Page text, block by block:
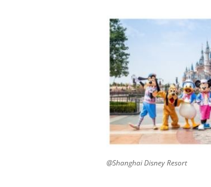
@Shanghai Disney Resort